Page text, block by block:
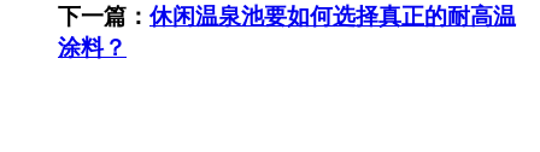
下一篇： 休闲温泉池要如何选择真正的耐高温
涂料？